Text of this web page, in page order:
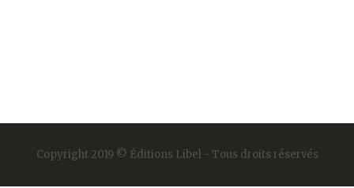
Copyright 2019 © Éditions Libel - Tous droits réservés